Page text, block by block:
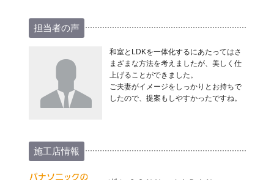
担当者の声
和室とLDKを一体化するにあたってはさ
まざまな方法を考えましたが、美しく仕
上げることができました。
ご夫妻がイメージをしっかりとお持ちで
したので、提案もしやすかったですね。
施工店情報